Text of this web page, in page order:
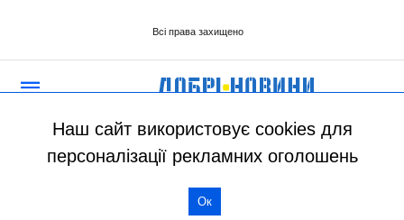
Наш сайт використовує cookies для
персоналізації рекламних оголошень
Ок